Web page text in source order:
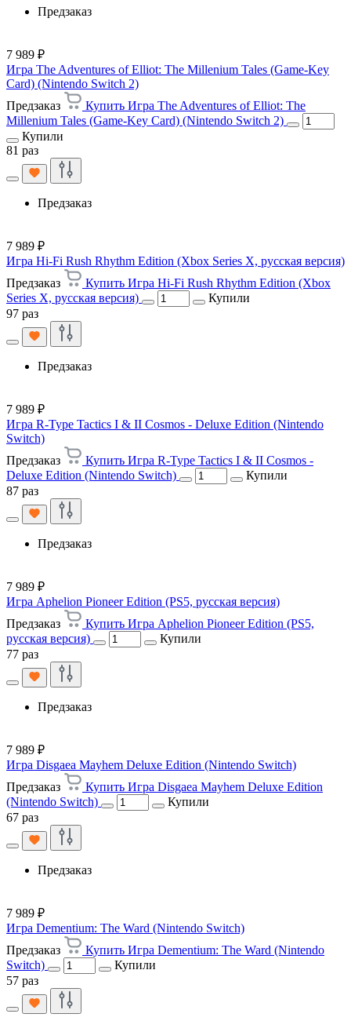
Предзаказ
7 989 ₽
Игра The Adventures of Elliot: The Millenium Tales (Game-Key
Card) (Nintendo Switch 2)
Предзаказ
Купить Игра The Adventures of Elliot: The
Millenium Tales (Game-Key Card) (Nintendo Switch 2)
Купили
81 раз
Предзаказ
7 989 ₽
Игра Hi-Fi Rush Rhythm Edition (Xbox Series X, русская версия)
Предзаказ
Купить Игра Hi-Fi Rush Rhythm Edition (Xbox
Series X, русская версия)
Купили
97 раз
Предзаказ
7 989 ₽
Игра R-Type Tactics I & II Cosmos - Deluxe Edition (Nintendo
Switch)
Предзаказ
Купить Игра R-Type Tactics I & II Cosmos -
Deluxe Edition (Nintendo Switch)
Купили
87 раз
Предзаказ
7 989 ₽
Игра Aphelion Pioneer Edition (PS5, русская версия)
Предзаказ
Купить Игра Aphelion Pioneer Edition (PS5,
русская версия)
Купили
77 раз
Предзаказ
7 989 ₽
Игра Disgaea Mayhem Deluxe Edition (Nintendo Switch)
Предзаказ
Купить Игра Disgaea Mayhem Deluxe Edition
(Nintendo Switch)
Купили
67 раз
Предзаказ
7 989 ₽
Игра Dementium: The Ward (Nintendo Switch)
Предзаказ
Купить Игра Dementium: The Ward (Nintendo
Switch)
Купили
57 раз